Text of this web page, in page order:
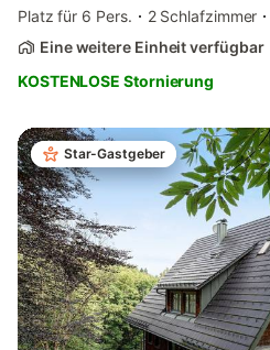
Platz für 6 Pers.
2 Schlafzimmer
Eine weitere Einheit verfügbar
KOSTENLOSE Stornierung
Star-Gastgeber